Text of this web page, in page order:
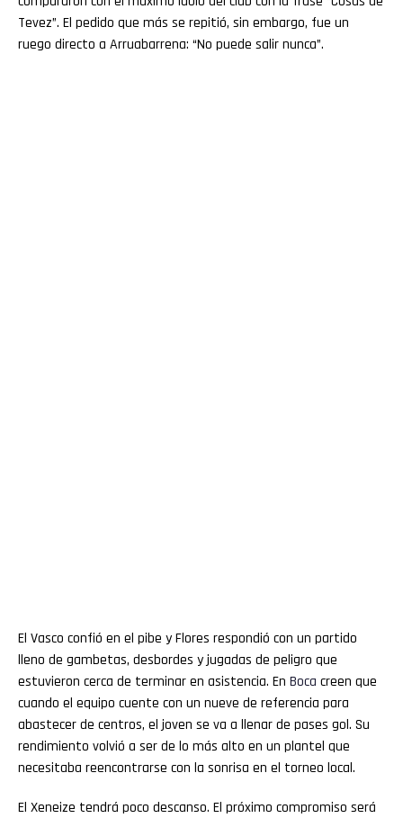
Tevez”. El pedido que más se repitió, sin embargo, fue un
ruego directo a Arruabarrena: “No puede salir nunca”.
El Vasco confió en el pibe y Flores respondió con un partido
lleno de gambetas, desbordes y jugadas de peligro que
estuvieron cerca de terminar en asistencia. En Boca creen que
cuando el equipo cuente con un nueve de referencia para
abastecer de centros, el joven se va a llenar de pases gol. Su
rendimiento volvió a ser de lo más alto en un plantel que
necesitaba reencontrarse con la sonrisa en el torneo local.
El Xeneize tendrá poco descanso. El próximo compromiso será